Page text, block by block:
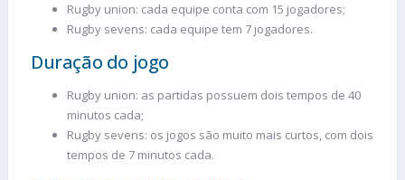
Rugby union: cada equipe conta com 15 jogadores;
Rugby sevens: cada equipe tem 7 jogadores.
Duração do jogo
Rugby union: as partidas possuem dois tempos de 40
minutos cada;
Rugby sevens: os jogos são muito mais curtos, com dois
tempos de 7 minutos cada.